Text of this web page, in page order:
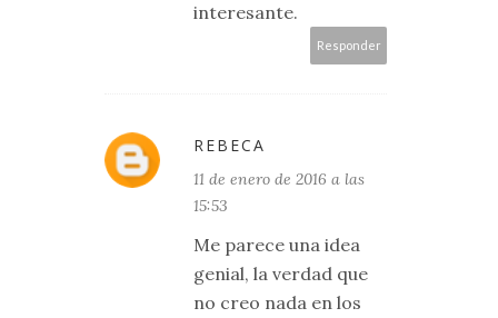
interesante.
Responder
REBECA
11 de enero de 2016 a las
15:53
Me parece una idea
genial, la verdad que
no creo nada en los